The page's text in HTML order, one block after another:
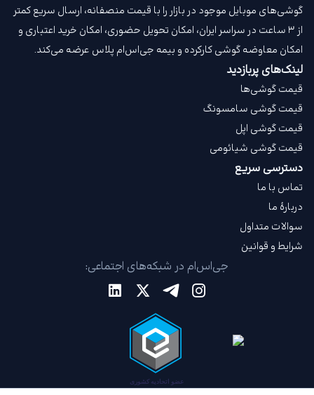
گوشی‌های موبایل موجود در بازار را با قیمت‌ منصفانه، ارسال سریع کمتر
از ۳ ساعت در سراسر ایران، امکان تحویل حضوری، امکان خرید اعتباری و
امکان معاوضه گوشی کارکرده و بیمه جی‌اس‌ام‌ پلاس عرضه می‌کند.
لینک‌های پربازدید
قیمت گوشی‌ها
قیمت گوشی سامسونگ
قیمت گوشی اپل
قیمت گوشی شیائومی
دسترسی سریع
تماس با ما
دربارهٔ ما
سوالات متداول
شرایط و قوانین
جی‌اس‌ام در شبکه‌های اجتماعی: